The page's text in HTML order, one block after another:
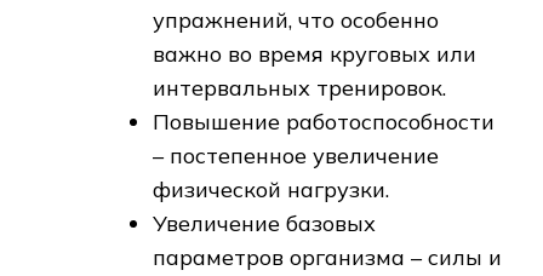
упражнений, что особенно
важно во время круговых или
интервальных тренировок.
Повышение работоспособности
– постепенное увеличение
физической нагрузки.
Увеличение базовых
параметров организма – силы и